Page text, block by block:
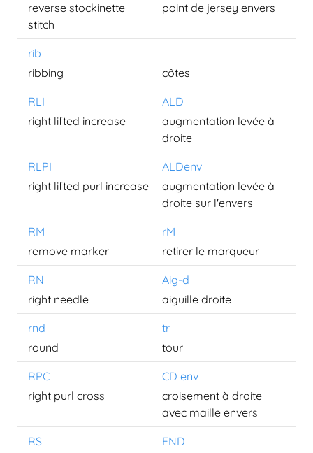
reverse stockinette
stitch
point de jersey envers
rib
ribbing
côtes
RLI
ALD
right lifted increase
augmentation levée à
droite
RLPI
ALDenv
right lifted purl increase
augmentation levée à
droite sur l'envers
RM
rM
remove marker
retirer le marqueur
RN
Aig-d
right needle
aiguille droite
rnd
tr
round
tour
RPC
CD env
right purl cross
croisement à droite
avec maille envers
RS
END